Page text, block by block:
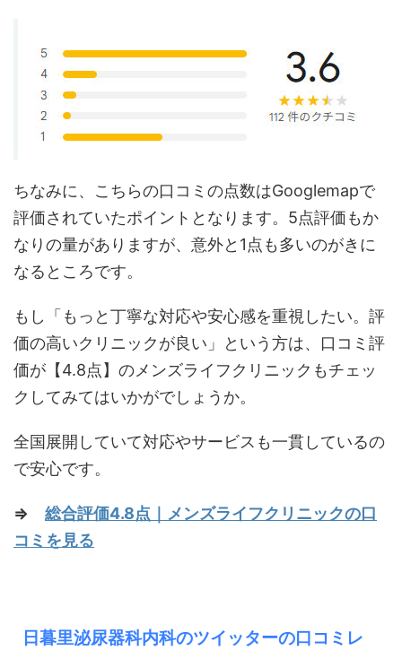
ちなみに、こちらの口コミの点数はGooglemapで
評価されていたポイントとなります。5点評価もか
なりの量がありますが、意外と1点も多いのがきに
なるところです。
もし「もっと丁寧な対応や安心感を重視したい。評
価の高いクリニックが良い」という方は、口コミ評
価が【4.8点】のメンズライフクリニックもチェッ
クしてみてはいかがでしょうか。
全国展開していて対応やサービスも一貫しているの
で安心です。
⇒ 総合評価4.8点｜メンズライフクリニックの口
コミを見る
日暮里泌尿器科内科のツイッターの口コミレ